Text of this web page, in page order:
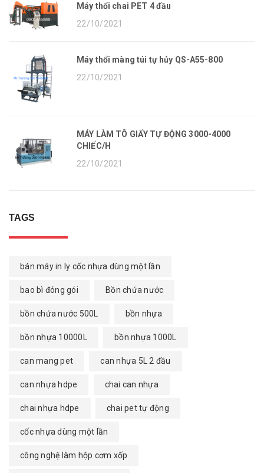
Máy thổi chai PET 4 đầu
22/10/2021
Máy thổi màng túi tự hủy QS-A55-800
22/10/2021
MÁY LÀM TÔ GIẤY TỰ ĐỘNG 3000-4000
CHIẾC/H
22/10/2021
TAGS
bán máy in ly cốc nhựa dùng một lần
bao bì đóng gói Bồn chứa nước
bồn chứa nước 500L bồn nhựa
bồn nhựa 10000L bồn nhựa 1000L
can mang pet can nhựa 5L 2 đầu
can nhựa hdpe chai can nhựa
chai nhựa hdpe chai pet tự động
cốc nhựa dùng một lần
công nghệ làm hộp cơm xốp